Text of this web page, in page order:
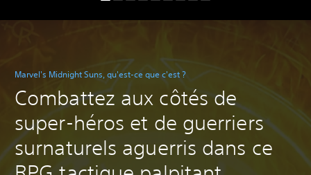
Marvel's Midnight Suns, qu'est-ce que c'est ?
Combattez aux côtés de
super-héros et de guerriers
surnaturels aguerris dans ce